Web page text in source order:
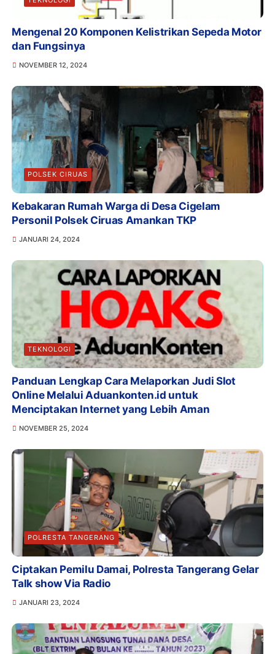
Mengenal 20 Komponen Kelistrikan Sepeda Motor
dan Fungsinya
NOVEMBER 12, 2024
POLSEK CIRUAS
Kebakaran Rumah Warga di Desa Cigelam
Personil Polsek Ciruas Amankan TKP
JANUARI 24, 2024
TEKNOLOGI
Panduan Lengkap Cara Melaporkan Judi Slot
Online Melalui Aduankonten.id untuk
Menciptakan Internet yang Lebih Aman
NOVEMBER 25, 2024
POLRESTA TANGERANG
Ciptakan Pemilu Damai, Polresta Tangerang Gelar
Talk show Via Radio
JANUARI 23, 2024